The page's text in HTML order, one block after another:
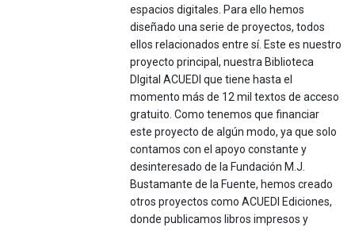
espacios digitales. Para ello hemos
diseñado una serie de proyectos, todos
ellos relacionados entre sí. Este es nuestro
proyecto principal, nuestra Biblioteca
DIgital ACUEDI que tiene hasta el
momento más de 12 mil textos de acceso
gratuito. Como tenemos que financiar
este proyecto de algún modo, ya que solo
contamos con el apoyo constante y
desinteresado de la Fundación M.J.
Bustamante de la Fuente, hemos creado
otros proyectos como ACUEDI Ediciones,
donde publicamos libros impresos y